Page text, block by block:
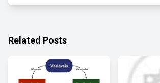
Related Posts